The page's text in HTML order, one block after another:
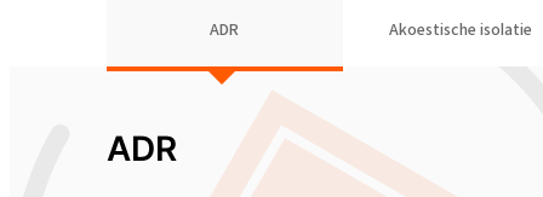
ADR Akoestische isolatie
ADR